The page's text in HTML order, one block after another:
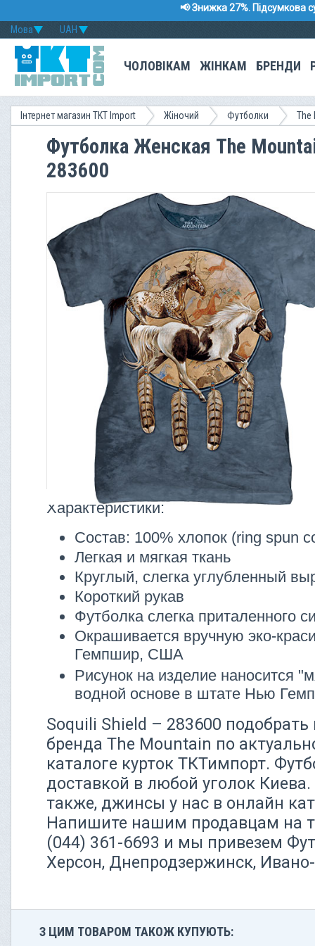
📢 Знижка 27%. Підсумкова
UAH
Мова
ЧОЛОВІКАМ ЖІНКАМ БРЕНДИ
Інтернет магазин TKT Import Жіночий Футболки The
Футболка Женская The
283600
Характеристики:
Состав: 100% хлопок (ring spun
Легкая и мягкая ткань
Круглый, слегка углубленный
Короткий рукав
Футболка слегка приталенного
Окрашивается вручную эко-
Гемпшир, США
Рисунок на изделие наносится
водной основе в штате Нью
Soquili Shield – 283600 подобрать
бренда The Mountain по
каталоге курток ТКТимпорт.
доставкой в любой уголок
также, джинсы у нас в онлайн
Напишите нашим продавцам на
(044) 361-6693 и мы привезем
Херсон, Днепродзержинск,
З ЦИМ ТОВАРОМ ТАКОЖ КУПУЮТЬ: